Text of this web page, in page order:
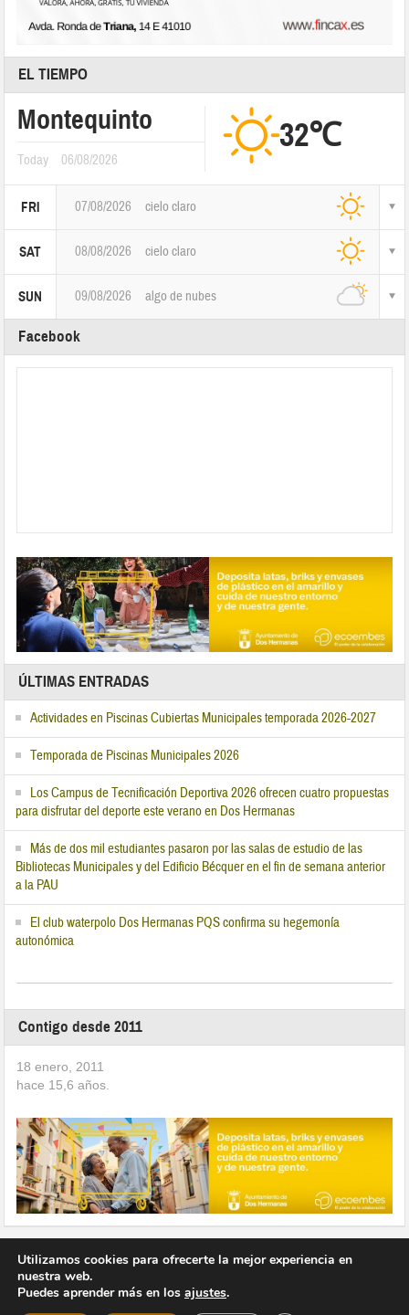
EL TIEMPO
Montequinto
Today 06/08/2026
32℃
FRI 07/08/2026 cielo claro
SAT 08/08/2026 cielo claro
SUN 09/08/2026 algo de nubes
Facebook
ÚLTIMAS ENTRADAS
Actividades en Piscinas Cubiertas Municipales temporada 2026-2027
Temporada de Piscinas Municipales 2026
Los Campus de Tecnificación Deportiva 2026 ofrecen cuatro propuestas
para disfrutar del deporte este verano en Dos Hermanas
Más de dos mil estudiantes pasaron por las salas de estudio de las
Bibliotecas Municipales y del Edificio Bécquer en el fin de semana anterior
a la PAU
El club waterpolo Dos Hermanas PQS confirma su hegemonía
autonómica
Contigo desde 2011
18 enero, 2011
hace 15,6 años.
Utilizamos cookies para ofrecerte la mejor experiencia en
nuestra web.
Puedes aprender más en los ajustes.